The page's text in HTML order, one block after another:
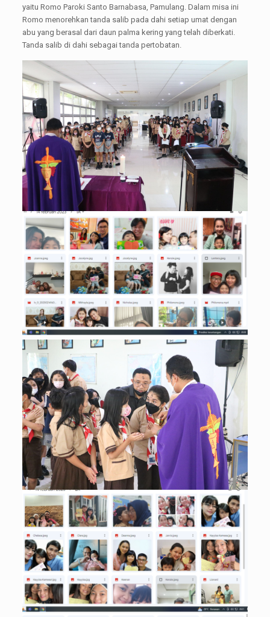
yaitu Romo Paroki Santo Barnabasa, Pamulang. Dalam misa ini
Romo menorehkan tanda salib pada dahi setiap umat dengan
abu yang berasal dari daun palma kering yang telah diberkati.
Tanda salib di dahi sebagai tanda pertobatan.